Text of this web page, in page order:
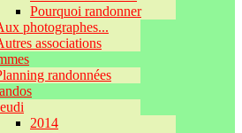
Pourquoi randonner
photographes...
associations
randonnées
2014